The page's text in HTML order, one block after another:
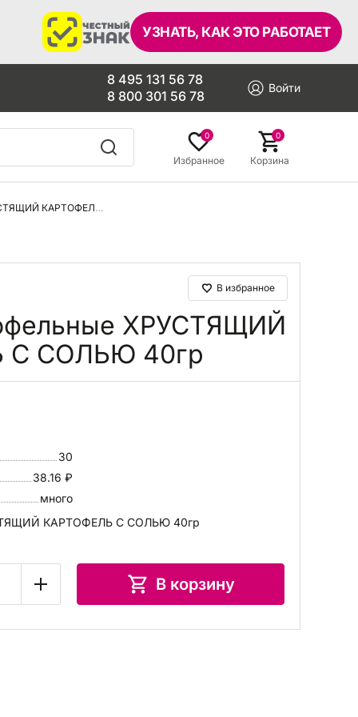
УЗНАТЬ, КАК ЭТО РАБОТАЕТ
8 495 131 56 78
8 800 301 56 78
Войти
0
Избранное
0
Корзина
Чипсы картофельные ХРУСТЯЩИЙ КАРТОФЕЛЬ С СОЛЬЮ 40гр
В избранное
ХРУСТЯЩИЙ
С СОЛЬЮ 40гр
30
38.16 ₽
много
КАРТОФЕЛЬ С СОЛЬЮ 40гр
В корзину